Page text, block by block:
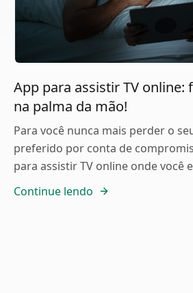
App para assistir TV online:
na palma da mão!
Para você nunca mais perder o
preferido por conta de
para assistir TV online onde você
Continue lendo